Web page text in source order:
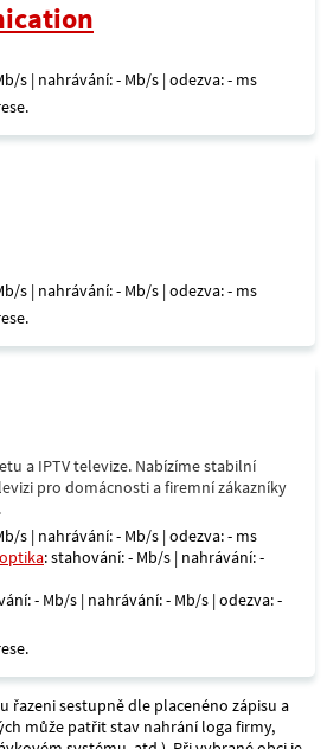
s | nahrávání: - Mb/s | odezva: - ms
s | nahrávání: - Mb/s | odezva: - ms
a IPTV televize. Nabízíme stabilní
pro domácnosti a firemní zákazníky
s | nahrávání: - Mb/s | odezva: - ms
: stahování: - Mb/s | nahrávání: -
- Mb/s | nahrávání: - Mb/s | odezva: -
řazeni sestupně dle placenéno zápisu a
může patřit stav nahrání loga firmy,